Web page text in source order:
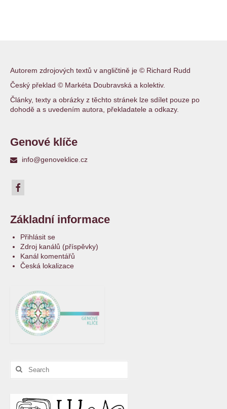
Autorem zdrojových textů v angličtině je © Richard Rudd
Český překlad © Markéta Doubravská a kolektiv.
Články, texty a obrázky z těchto stránek lze sdílet pouze po
dohodě a s uvedením autora, překladatele a odkazy.
Genové klíče
info@genoveklice.cz
Základní informace
Přihlásit se
Zdroj kanálů (příspěvky)
Kanál komentářů
Česká lokalizace
Search
for: